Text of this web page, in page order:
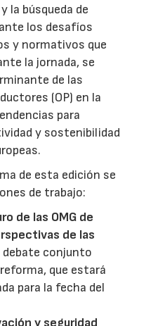
la búsqueda de
los desafíos
y normativos que
la jornada, se
de las
(OP) en la
para
y sostenibilidad
de esta edición se
de trabajo:
de las OMG de
de las
debate conjunto
que estará
para la fecha del
y seguridad